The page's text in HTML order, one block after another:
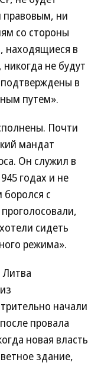
правовым, ни
со стороны
находящиеся в
не будут
в
путем».
Почти
мандат
Он служил в
годах и не
боролся с
сидеть
режима».
Литва
начали
провала
новая власть
здание,